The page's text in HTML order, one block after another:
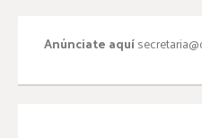
Anúnciate aquí